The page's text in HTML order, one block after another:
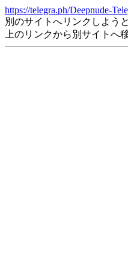
https://telegra.ph/Deepnude-
別のサイトへリンクしよう
上のリンクから別サイトへ